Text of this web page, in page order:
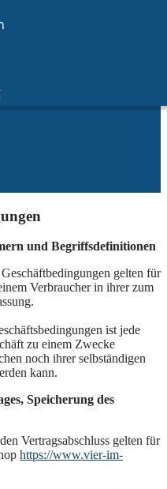
und Begriffsdefinitionen
gelten für
Verbraucher in ihrer zum
ist jede
zu einem Zwecke
noch ihrer selbständigen
kann.
Speicherung des
Vertragsabschluss gelten für
https://www.vier-im-